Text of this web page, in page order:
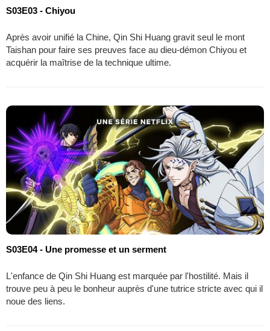
S03E03 - Chiyou
Après avoir unifié la Chine, Qin Shi Huang gravit seul le mont
Taishan pour faire ses preuves face au dieu-démon Chiyou et
acquérir la maîtrise de la technique ultime.
S03E04 - Une promesse et un serment
L'enfance de Qin Shi Huang est marquée par l'hostilité. Mais il
trouve peu à peu le bonheur auprès d'une tutrice stricte avec qui il
noue des liens.